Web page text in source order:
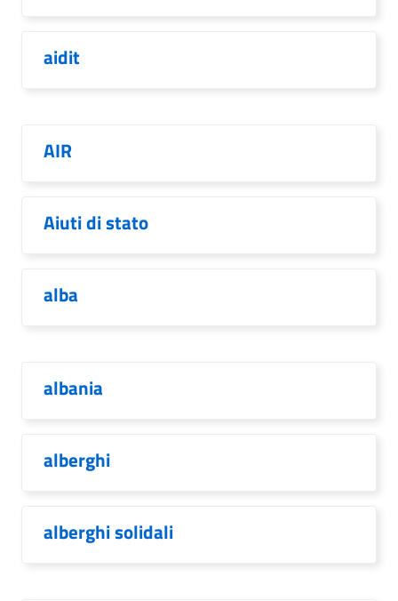
aidit
AIR
Aiuti di stato
alba
albania
alberghi
alberghi solidali